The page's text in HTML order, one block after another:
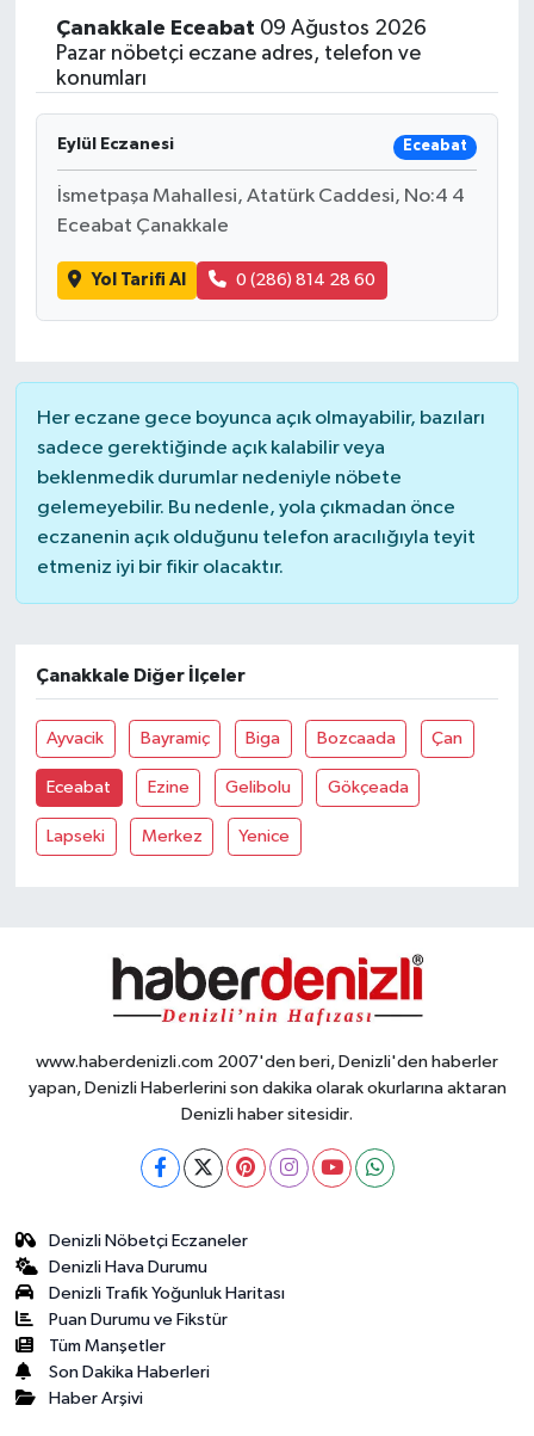
Çanakkale Eceabat 09 Ağustos 2026
Pazar nöbetçi eczane adres, telefon ve
konumları
Eylül Eczanesi Eceabat
İsmetpaşa Mahallesi, Atatürk Caddesi, No:4 4
Eceabat Çanakkale
Yol Tarifi Al 0 (286) 814 28 60
Her eczane gece boyunca açık olmayabilir, bazıları
sadece gerektiğinde açık kalabilir veya
beklenmedik durumlar nedeniyle nöbete
gelemeyebilir. Bu nedenle, yola çıkmadan önce
eczanenin açık olduğunu telefon aracılığıyla teyit
etmeniz iyi bir fikir olacaktır.
Çanakkale Diğer İlçeler
Ayvacik Bayramiç Biga Bozcaada Çan
Eceabat Ezine Gelibolu Gökçeada
Lapseki Merkez Yenice
www.haberdenizli.com 2007'den beri, Denizli'den haberler
yapan, Denizli Haberlerini son dakika olarak okurlarına aktaran
Denizli haber sitesidir.
Denizli Nöbetçi Eczaneler
Denizli Hava Durumu
Denizli Trafik Yoğunluk Haritası
Puan Durumu ve Fikstür
Tüm Manşetler
Son Dakika Haberleri
Haber Arşivi